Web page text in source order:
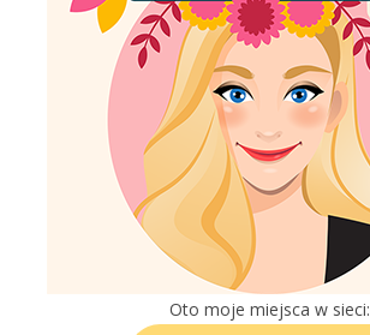
Oto moje miejsca w sieci: